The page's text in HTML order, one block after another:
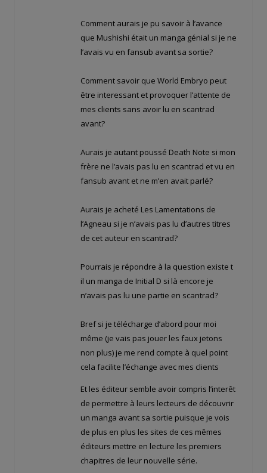
Comment aurais je pu savoir à l’avance
que Mushishi était un manga génial si je ne
l’avais vu en fansub avant sa sortie?
Comment savoir que World Embryo peut
être interessant et provoquer l’attente de
mes clients sans avoir lu en scantrad
avant?
Aurais je autant poussé Death Note si mon
frère ne l’avais pas lu en scantrad et vu en
fansub avant et ne m’en avait parlé?
Aurais je acheté Les Lamentations de
l’Agneau si je n’avais pas lu d’autres titres
de cet auteur en scantrad?
Pourrais je répondre à la question existe t
il un manga de Initial D si là encore je
n’avais pas lu une partie en scantrad?
Bref si je télécharge d’abord pour moi
même (je vais pas jouer les faux jetons
non plus) je me rend compte à quel point
cela facilite l’échange avec mes clients
Et les éditeur semble avoir compris l’interêt
de permettre à leurs lecteurs de découvrir
un manga avant sa sortie puisque je vois
de plus en plus les sites de ces mêmes
éditeurs mettre en lecture les premiers
chapitres de leur nouvelle série.